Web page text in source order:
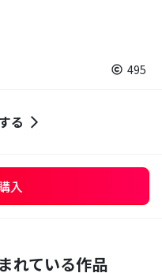
495
る
入
れている作品